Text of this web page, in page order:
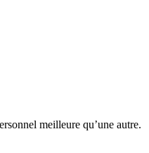
meilleure qu’une autre.